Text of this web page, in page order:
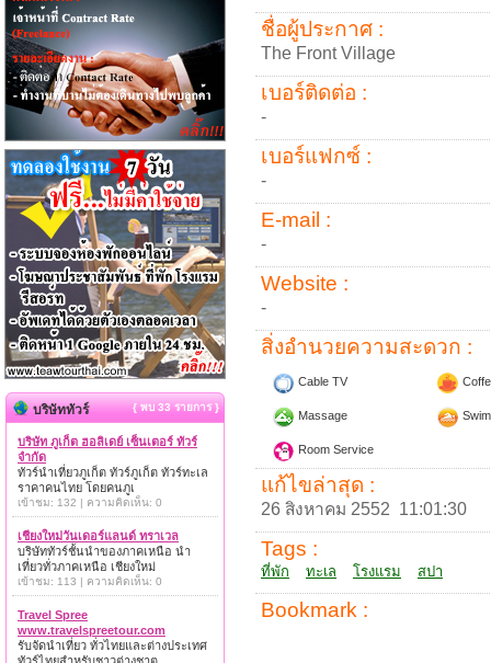
ชื่อผู้ประกาศ :
The Front Village
เบอร์ติดต่อ :
-
เบอร์แฟกซ์ :
-
E-mail :
-
Website :
-
สิ่งอำนวยความสะดวก :
Cable TV
Massage
Room Service
แก้ไขล่าสุด :
26 สิงหาคม 2552 11:01:30
Tags :
ที่พัก ทะเล โรงแรม สปา
Bookmark :
บริษัททัวร์ { พบ 33 รายการ }
บริษัท ภูเก็ต ฮอลิเดย์ เซ็นเตอร์ ทัวร์
จำกัด
ทัวร์นำเที่ยวภูเก็ต ทัวร์ภูเก็ต ทัวร์ทะเล
ราคาคนไทย โดยคนภูเ
เข้าชม: 132 | ความคิดเห็น: 0
เชียงใหม่วันเดอร์แลนด์ ทราเวล
บริษัททัวร์ชั้นนำของภาคเหนือ นำ
เที่ยวทั่วภาคเหนือ เชียงใหม่
เข้าชม: 113 | ความคิดเห็น: 0
Travel Spree
www.travelspreetour.com
รับจัดนำเที่ยว ทั่วไทยและต่างประเทศ